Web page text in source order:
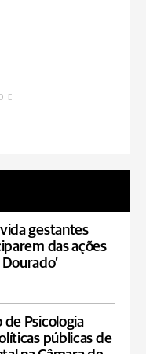
gestantes
das ações
de Psicologia
públicas de